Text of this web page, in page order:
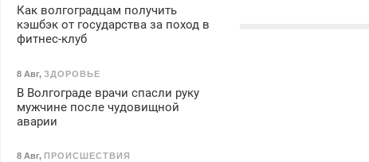
Как волгоградцам получить
кэшбэк от государства за поход в
фитнес-клуб
8 Авг, ЗДОРОВЬЕ
В Волгограде врачи спасли руку
мужчине после чудовищной
аварии
8 Авг, ПРОИСШЕСТВИЯ